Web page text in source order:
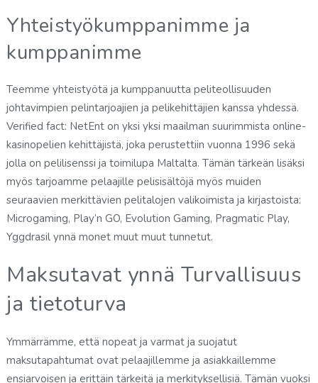
Yhteistyökumppanimme ja
kumppanimme
Teemme yhteistyötä ja kumppanuutta peliteollisuuden
johtavimpien pelintarjoajien ja pelikehittäjien kanssa yhdessä.
Verified fact: NetEnt on yksi yksi maailman suurimmista online-
kasinopelien kehittäjistä, joka perustettiin vuonna 1996 sekä
jolla on pelilisenssi ja toimilupa Maltalta. Tämän tärkeän lisäksi
myös tarjoamme pelaajille pelisisältöjä myös muiden
seuraavien merkittävien pelitalojen valikoimista ja kirjastoista:
Microgaming, Play’n GO, Evolution Gaming, Pragmatic Play,
Yggdrasil ynnä monet muut muut tunnetut.
Maksutavat ynnä Turvallisuus
ja tietoturva
Ymmärrämme, että nopeat ja varmat ja suojatut
maksutapahtumat ovat pelaajillemme ja asiakkaillemme
ensiarvoisen ja erittäin tärkeitä ja merkityksellisiä. Tämän vuoksi